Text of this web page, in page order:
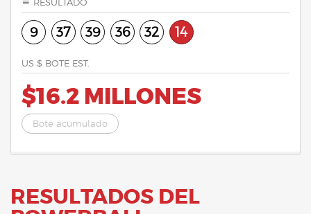
RESULTADO
9 37 39 36 32 14
US $ BOTE EST.
$16.2 MILLONES
Bote acumulado
RESULTADOS DEL